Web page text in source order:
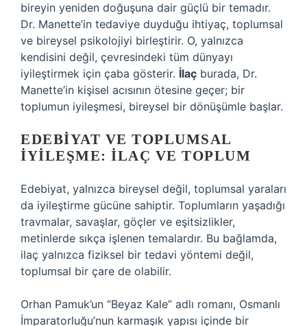
bireyin yeniden doğuşuna dair güçlü bir temadır.
Dr. Manette’in tedaviye duyduğu ihtiyaç, toplumsal
ve bireysel psikolojiyi birleştirir. O, yalnızca
kendisini değil, çevresindeki tüm dünyayı
iyileştirmek için çaba gösterir. İlaç burada, Dr.
Manette’in kişisel acısının ötesine geçer; bir
toplumun iyileşmesi, bireysel bir dönüşümle başlar.
EDEBIYAT VE TOPLUMSAL
İYILEŞME: İLAÇ VE TOPLUM
Edebiyat, yalnızca bireysel değil, toplumsal yaraları
da iyileştirme gücüne sahiptir. Toplumların yaşadığı
travmalar, savaşlar, göçler ve eşitsizlikler,
metinlerde sıkça işlenen temalardır. Bu bağlamda,
ilaç yalnızca fiziksel bir tedavi yöntemi değil,
toplumsal bir çare de olabilir.
Orhan Pamuk’un “Beyaz Kale” adlı romanı, Osmanlı
İmparatorluğu’nun karmaşık yapısı içinde bir